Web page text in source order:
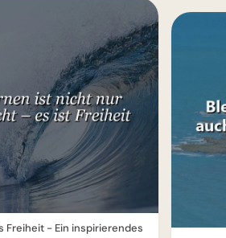
Freiheit - Ein inspirierendes